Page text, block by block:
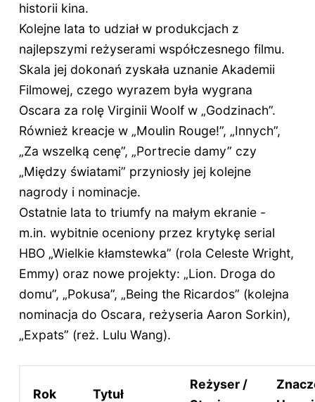
historii kina.
Kolejne lata to udział w produkcjach z
najlepszymi reżyserami współczesnego filmu.
Skala jej dokonań zyskała uznanie Akademii
Filmowej, czego wyrazem była wygrana
Oscara za rolę Virginii Woolf w „Godzinach”.
Również kreacje w „Moulin Rouge!”, „Innych”,
„Za wszelką cenę”, „Portrecie damy” czy
„Między światami” przyniosły jej kolejne
nagrody i nominacje.
Ostatnie lata to triumfy na małym ekranie -
m.in. wybitnie oceniony przez krytykę serial
HBO „Wielkie kłamstewka” (rola Celeste Wright,
Emmy) oraz nowe projekty: „Lion. Droga do
domu”, „Pokusa”, „Being the Ricardos” (kolejna
nominacja do Oscara, reżyseria Aaron Sorkin),
„Expats” (reż. Lulu Wang).
Rok Tytuł
Reżyser /